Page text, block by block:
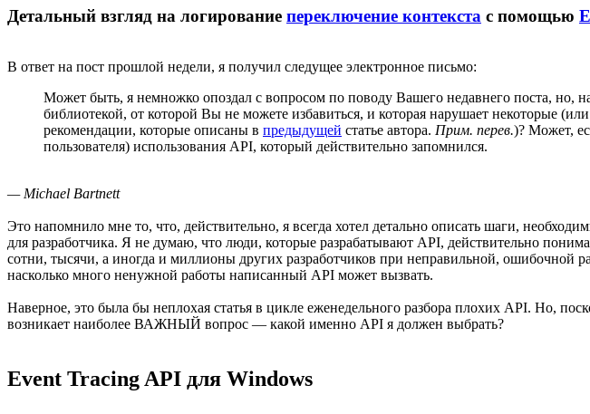
Детальный взгляд на логирование переключение контекста с помощью
В ответ на пост прошлой недели, я получил следущее электронное письмо:
Может быть, я немножко опоздал с вопросом по поводу Вашего недавнего поста, но,
библиотекой, от которой Вы не можете избавиться, и которая нарушает некоторые
рекомендации, которые описаны в предыдущей статье автора. Прим. перев.)? Может,
пользователя) использования API, который действительно запомнился.
— Michael Bartnett
Это напомнило мне то, что, действительно, я всегда хотел детально описать шаги,
для разработчика. Я не думаю, что люди, которые разрабатывают API, действительно
сотни, тысячи, а иногда и миллионы других разработчиков при неправильной, ошибочной
насколько много ненужной работы написанный API может вызвать.
Наверное, это была бы неплохая статья в цикле еженедельного разбора плохих API. Но,
возникает наиболее ВАЖНЫЙ вопрос — какой именно API я должен выбрать?
Event Tracing API для Windows